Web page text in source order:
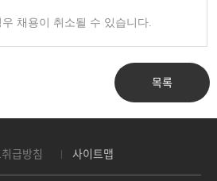
채용이 취소될 수 있습니다.
목록
급방침 사이트맵